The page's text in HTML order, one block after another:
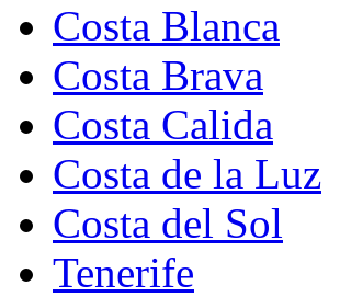
Costa Blanca
Costa Brava
Costa Calida
Costa de la Luz
Costa del Sol
Tenerife